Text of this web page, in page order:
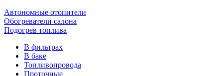
Автономные отопители
Обогреватели салона
Подогрев топлива
В фильтрах
В баке
Топливопровода
Проточные